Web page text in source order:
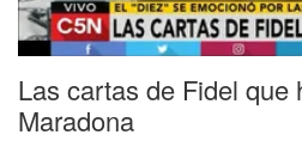
Las cartas de Fidel que
Maradona